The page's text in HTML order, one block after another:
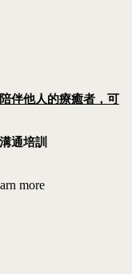
伴他人的療癒者，可
通培訓
more